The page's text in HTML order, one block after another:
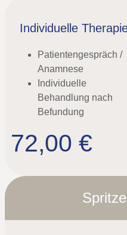
Individuelle
Patientengespräch /
Anamnese
Individuelle
Behandlung nach
Befundung
72,00 €